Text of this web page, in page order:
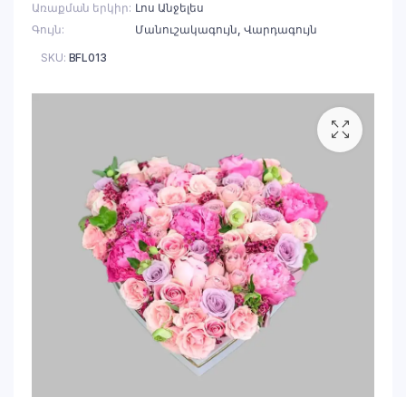
Առաքման երկիր Լոս Անջելես
Գույն
Մանուշակագույն, Վարդագույն
SKU: BFL013